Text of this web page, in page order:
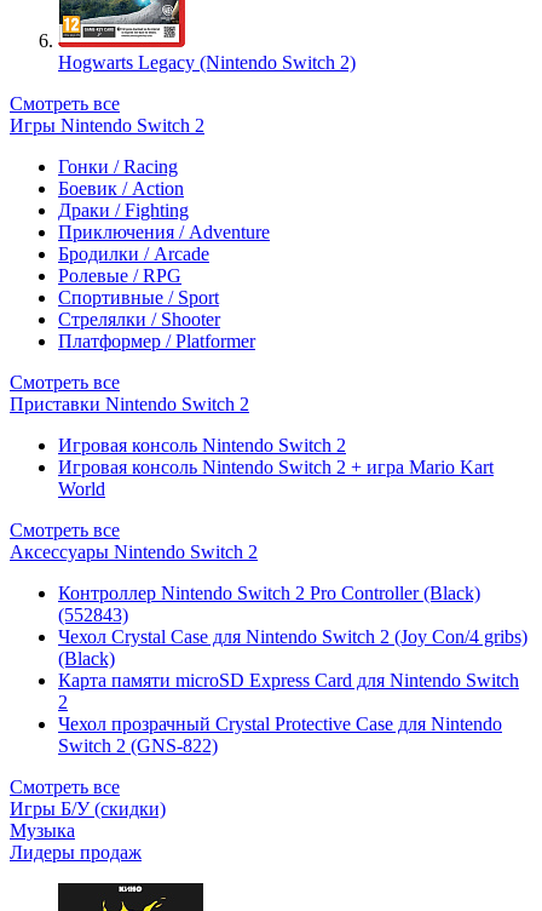
Hogwarts Legacy (Nintendo Switch 2)
Смотреть все
Игры Nintendo Switch 2
Гонки / Racing
Боевик / Action
Драки / Fighting
Приключения / Adventure
Бродилки / Arcade
Ролевые / RPG
Спортивные / Sport
Стрелялки / Shooter
Платформер / Platformer
Смотреть все
Приставки Nintendo Switch 2
Игровая консоль Nintendo Switch 2
Игровая консоль Nintendo Switch 2 + игра Mario Kart
World
Смотреть все
Аксессуары Nintendo Switch 2
Контроллер Nintendo Switch 2 Pro Controller (Black)
(552843)
Чехол Сrystal Сase для Nintendo Switch 2 (Joy Con/4 gribs)
(Black)
Карта памяти microSD Express Card для Nintendo Switch
2
Чехол прозрачный Crystal Protective Case для Nintendo
Switch 2 (GNS-822)
Смотреть все
Игры Б/У (скидки)
Музыка
Лидеры продаж